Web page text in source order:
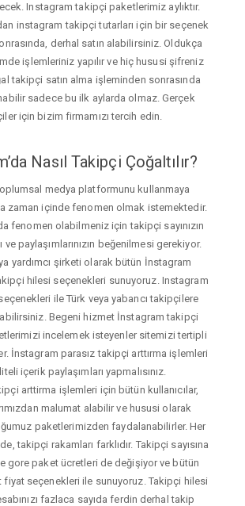
Instagram takipçi paketlerimiz aylıktır.
instagram takipçi tutarları için bir seçenek
derhal satın alabilirsiniz. Oldukça
işlemleriniz yapılır ve hiç hususi şifreniz
takipçi satın alma işleminden sonrasında
sadece bu ilk aylarda olmaz. Gerçek
için bizim firmamızı tercih edin.
Nasıl Takipçi Çoğaltılır?
medya platformunu kullanmaya
zaman içinde fenomen olmak istemektedir.
fenomen olabilmeniz için takipçi sayınızın
paylaşımlarınızın beğenilmesi gerekiyor.
yardımcı şirketi olarak bütün İnstagram
hilesi seçenekleri sunuyoruz. Instagram
ile Türk veya yabancı takipçilere
Begeni hizmet İnstagram takipçi
incelemek isteyenler sitemizi tertipli
İnstagram parasız takipçi arttırma işlemleri
içerik paylaşımları yapmalısınız.
arttirma işlemleri için bütün kullanıcılar,
malumat alabilir ve hususi olarak
paketlerimizden faydalanabilirler. Her
takipçi rakamları farklıdır. Takipçi sayısına
gore paket ücretleri de değişiyor ve bütün
fiyat seçenekleri ile sunuyoruz. Takipçi hilesi
fazlaca sayıda ferdin derhal takip